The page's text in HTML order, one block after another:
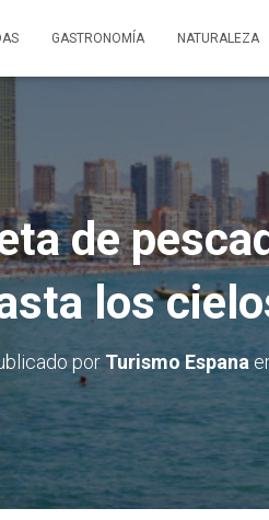
GASTRONOMÍA NATURALEZA
de
los
por Turismo Espana